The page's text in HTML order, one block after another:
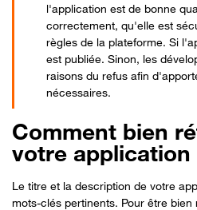
l'application est de bonne
correctement, qu'elle est
règles de la plateforme. Si
est publiée. Sinon, les
raisons du refus afin
nécessaires.
Comment bien
votre application
Le titre et la description de votre
mots-clés pertinents. Pour être